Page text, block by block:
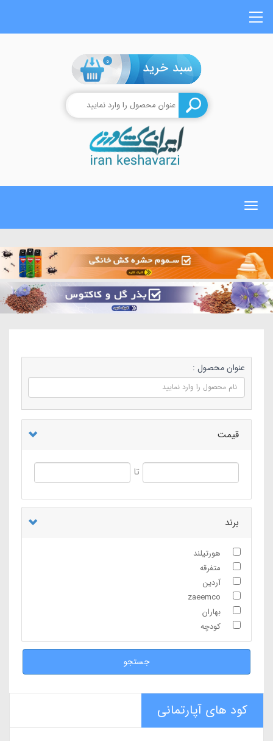
0
Toggle
عنوان محصول :
قیمت
تا
برند
هورتیلند
متفرقه
آردین
zaeemco
بهاران
کودچه
جستجو
کود های آپارتمانی